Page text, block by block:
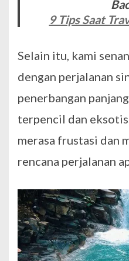
9 Tips Saat
Selain itu, kami
dengan perjalanan
penerbangan
terpencil dan
merasa frustasi dan
rencana perjalanan